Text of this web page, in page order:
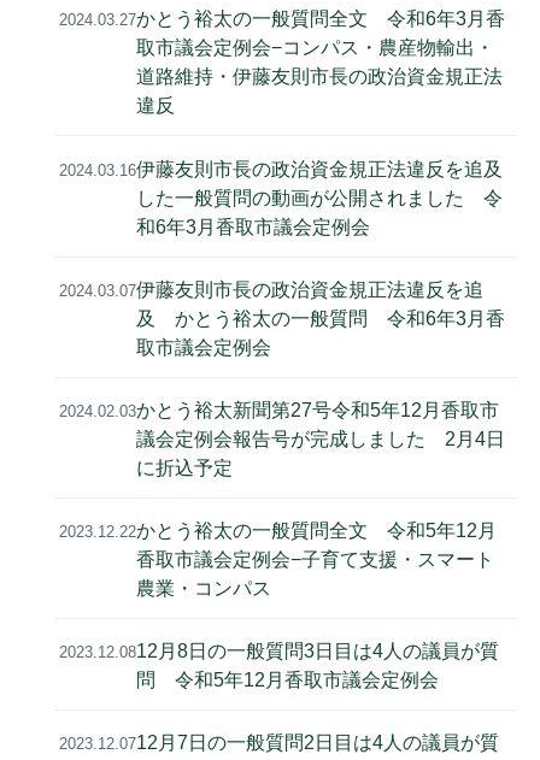
2024.03.27かとう裕太の一般質問全文 令和6年3月香
取市議会定例会−コンパス・農産物輸出・
道路維持・伊藤友則市長の政治資金規正法
違反
2024.03.16伊藤友則市長の政治資金規正法違反を追及
した一般質問の動画が公開されました 令
和6年3月香取市議会定例会
2024.03.07伊藤友則市長の政治資金規正法違反を追
及 かとう裕太の一般質問 令和6年3月香
取市議会定例会
2024.02.03かとう裕太新聞第27号令和5年12月香取市
議会定例会報告号が完成しました 2月4日
に折込予定
2023.12.22かとう裕太の一般質問全文 令和5年12月
香取市議会定例会−子育て支援・スマート
農業・コンパス
2023.12.0812月8日の一般質問3日目は4人の議員が質
問 令和5年12月香取市議会定例会
2023.12.0712月7日の一般質問2日目は4人の議員が質